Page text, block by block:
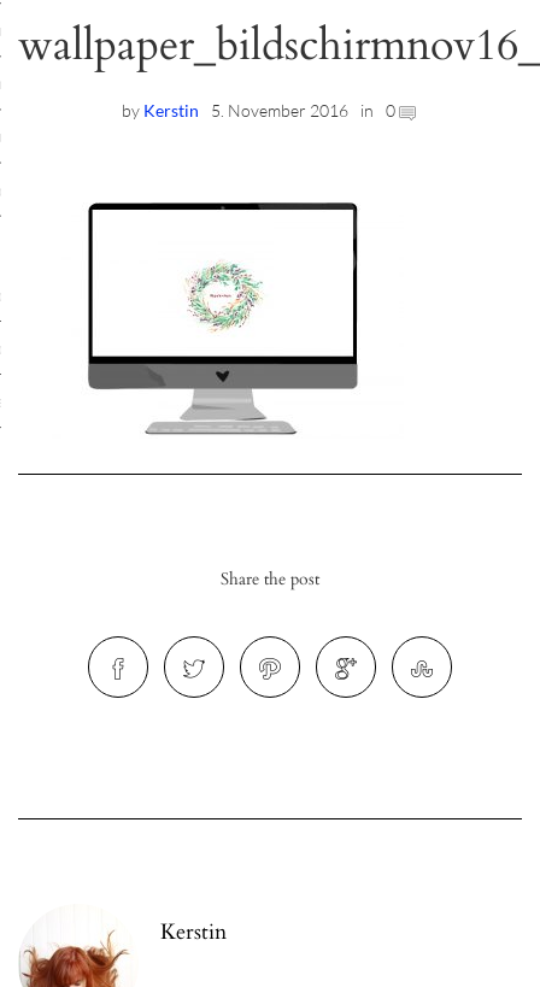
Workshops
Location
Workshops
by Kerstin 5. November 2016 in 0
Share the post
Kerstin